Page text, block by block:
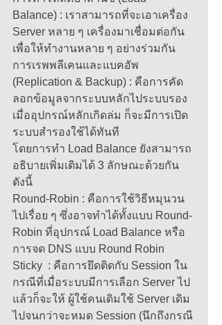
Balance) : เราสามารถที่จะเอาเครื่อง
Server หลาย ๆ เครื่องมาเชื่อมต่อกัน
เพื่อให้ทำงานหลาย ๆ อย่างร่วมกัน
การเรพพลีเคนและแบคอัพ
(Replication & Backup) : คือการคัด
ลอกข้อมูลจากระบบหลักไประบบรอง
เมื่ออุปกรณ์หลักเกิดล่ม ก็จะมีการเปิด
ระบบสำรองใช้ได้ทันที
โดยการทำ Load Balance ยังสามารถ
อธิบายเพิ่มเติมได้ 3 ลักษณะด้วยกัน
ดังนี้
Round-Robin : คือการใช้วิธีหมุนวน
ไปเรื่อย ๆ ซึ่งอาจทำได้ทั้งแบบ Round-
Robin ที่อุปกรณ์ Load Balance หรือ
การจด DNS แบบ Round Robin
Sticky  : คือการยึดติดกับ Session ใน
กรณีที่เมื่อระบบมีการเลือก Server ไป
แล้วก็จะให้ ผู้ใช้คนเดิมใช้ Server เดิม
ไปจนกว่าจะหมด Session (นึกถึงกรณี